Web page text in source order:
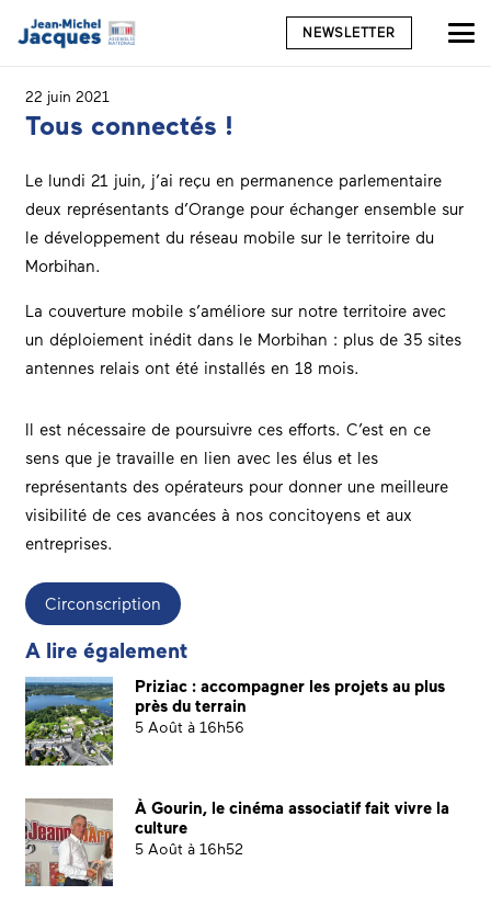
NEWSLETTER
22 juin 2021
Tous connectés !
Le lundi 21 juin, j’ai reçu en permanence parlementaire
deux représentants d’Orange pour échanger ensemble sur
le développement du réseau mobile sur le territoire du
Morbihan.
La couverture mobile s’améliore sur notre territoire avec
un déploiement inédit dans le Morbihan : plus de 35 sites
antennes relais ont été installés en 18 mois.
Il est nécessaire de poursuivre ces efforts. C’est en ce
sens que je travaille en lien avec les élus et les
représentants des opérateurs pour donner une meilleure
visibilité de ces avancées à nos concitoyens et aux
entreprises.
Circonscription
A lire également
Priziac : accompagner les projets au plus
près du terrain
5 Août à 16h56
À Gourin, le cinéma associatif fait vivre la
culture
5 Août à 16h52